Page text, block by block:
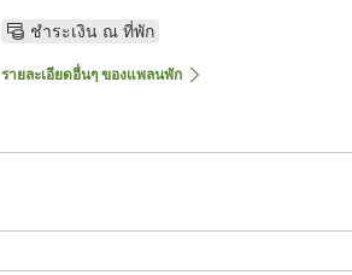
ชำระเงิน ณ ที่พัก
รายละเอียดอื่นๆ ของแพลนพัก